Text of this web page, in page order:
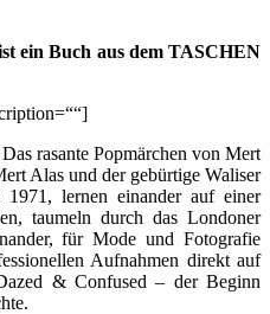
ein Buch aus dem TASCHEN
Das rasante Popmärchen von Mert
Alas und der gebürtige Waliser
1971, lernen einander auf einer
taumeln durch das Londoner
für Mode und Fotografie
Aufnahmen direkt auf
& Confused – der Beginn